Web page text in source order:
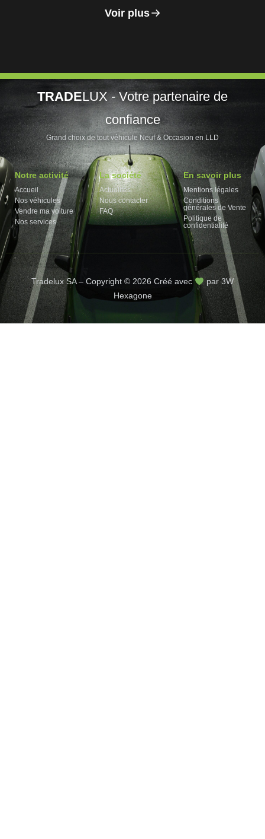
Voir plus
TRADELUX - Votre partenaire de
confiance
Grand choix de tout véhicule Neuf & Occasion en LLD
Notre activité
Accueil
Nos véhicules
Vendre ma voiture
Nos services
La société
Actualités
Nous contacter
FAQ
En savoir plus
Mentions légales
Conditions
générales de Vente
Politique de
confidentialité
Tradelux SA – Copyright © 2026 Créé avec
par 3W
Hexagone